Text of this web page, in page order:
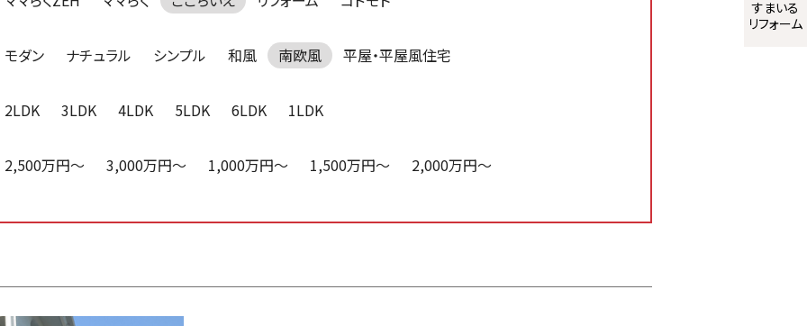
モダン ナチュラル シンプル 和風 南欧風 平屋・平屋風住宅
2LDK 3LDK 4LDK 5LDK 6LDK 1LDK
2,500万円～ 3,000万円～ 1,000万円～ 1,500万円～ 2,000万円～
すまいる
リフォーム